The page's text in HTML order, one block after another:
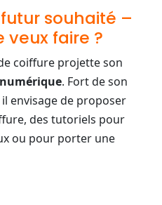
futur souhaité –
veux faire ?
coiffure projette son
numérique. Fort de son
envisage de proposer
des tutoriels pour
ou pour porter une